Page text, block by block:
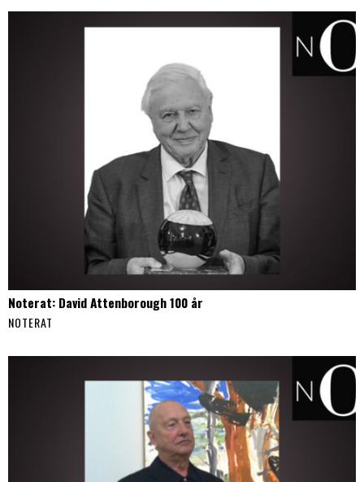
Noterat: David Attenborough 100 år
NOTERAT